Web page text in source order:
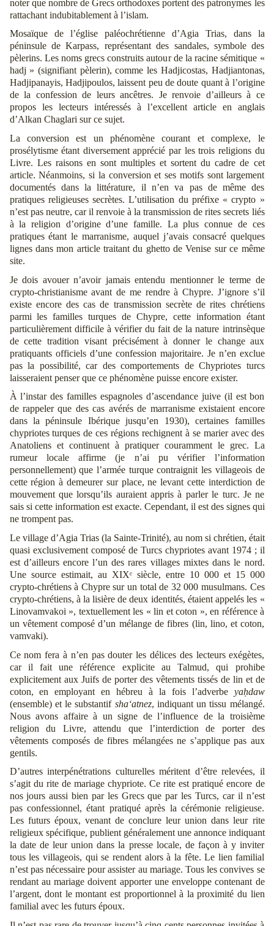
noter que nombre de Grecs orthodoxes portent des patronymes les
rattachant indubitablement à l’islam.
Mosaïque de l’église paléochrétienne d’Agia Trias, dans la
péninsule de Karpass, représentant des sandales, symbole des
pèlerins. Les noms grecs construits autour de la racine sémitique «
hadj » (signifiant pèlerin), comme les Hadjicostas, Hadjiantonas,
Hadjipanayis, Hadjipoulos, laissent peu de doute quant à l’origine
de la confession de leurs ancêtres. Je renvoie d’ailleurs à ce
propos les lecteurs intéressés à l’excellent article en anglais
d’Alkan Chaglari sur ce sujet.
La conversion est un phénomène courant et complexe, le
prosélytisme étant diversement apprécié par les trois religions du
Livre. Les raisons en sont multiples et sortent du cadre de cet
article. Néanmoins, si la conversion et ses motifs sont largement
documentés dans la littérature, il n’en va pas de même des
pratiques religieuses secrètes. L’utilisation du préfixe « crypto »
n’est pas neutre, car il renvoie à la transmission de rites secrets liés
à la religion d’origine d’une famille. La plus connue de ces
pratiques étant le marranisme, auquel j’avais consacré quelques
lignes dans mon article traitant du ghetto de Venise sur ce même
site.
Je dois avouer n’avoir jamais entendu mentionner le terme de
crypto-christianisme avant de me rendre à Chypre. J’ignore s’il
existe encore des cas de transmission secrète de rites chrétiens
parmi les familles turques de Chypre, cette information étant
particulièrement difficile à vérifier du fait de la nature intrinsèque
de cette tradition visant précisément à donner le change aux
pratiquants officiels d’une confession majoritaire. Je n’en exclue
pas la possibilité, car des comportements de Chypriotes turcs
laisseraient penser que ce phénomène puisse encore exister.
À l’instar des familles espagnoles d’ascendance juive (il est bon
de rappeler que des cas avérés de marranisme existaient encore
dans la péninsule Ibérique jusqu’en 1930), certaines familles
chypriotes turques de ces régions rechignent à se marier avec des
Anatoliens et continuent à pratiquer couramment le grec. La
rumeur locale affirme (je n’ai pu vérifier l’information
personnellement) que l’armée turque contraignit les villageois de
cette région à demeurer sur place, ne levant cette interdiction de
mouvement que lorsqu’ils auraient appris à parler le turc. Je ne
sais si cette information est exacte. Cependant, il est des signes qui
ne trompent pas.
Le village d’Agia Trias (la Sainte-Trinité), au nom si chrétien, était
quasi exclusivement composé de Turcs chypriotes avant 1974 ; il
est d’ailleurs encore l’un des rares villages mixtes dans le nord.
Une source estimait, au XIXᵉ siècle, entre 10 000 et 15 000
crypto-chrétiens à Chypre sur un total de 32 000 musulmans. Ces
crypto-chrétiens, à la lisière de deux identités, étaient appelés les «
Linovamvakoi », textuellement les « lin et coton », en référence à
un vêtement composé d’un mélange de fibres (lin, lino, et coton,
vamvaki).
Ce nom fera à n’en pas douter les délices des lecteurs exégètes,
car il fait une référence explicite au Talmud, qui prohibe
explicitement aux Juifs de porter des vêtements tissés de lin et de
coton, en employant en hébreu à la fois l’adverbe yaḥdaw
(ensemble) et le substantif sha‘atnez, indiquant un tissu mélangé.
Nous avons affaire à un signe de l’influence de la troisième
religion du Livre, attendu que l’interdiction de porter des
vêtements composés de fibres mélangées ne s’applique pas aux
gentils.
D’autres interpénétrations culturelles méritent d’être relevées, il
s’agit du rite de mariage chypriote. Ce rite est pratiqué encore de
nos jours aussi bien par les Grecs que par les Turcs, car il n’est
pas confessionnel, étant pratiqué après la cérémonie religieuse.
Les futurs époux, venant de conclure leur union dans leur rite
religieux spécifique, publient généralement une annonce indiquant
la date de leur union dans la presse locale, de façon à y inviter
tous les villageois, qui se rendent alors à la fête. Le lien familial
n’est pas nécessaire pour assister au mariage. Tous les convives se
rendant au mariage doivent apporter une enveloppe contenant de
l’argent, dont le montant est proportionnel à la proximité du lien
familial avec les futurs époux.